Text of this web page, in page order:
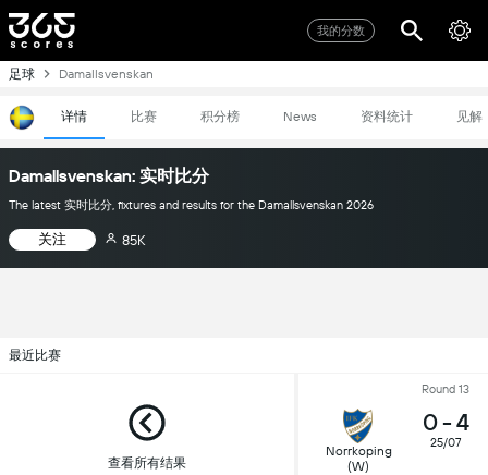
我的分数
足球 Damallsvenskan
详情 比赛 积分榜 News 资料统计 见解
Damallsvenskan: 实时比分
The latest 实时比分, fixtures and results for the Damallsvenskan 2026
关注 85K
最近比赛
查看所有结果
Round 13
Norrkoping
(W)
0- 4
25/07